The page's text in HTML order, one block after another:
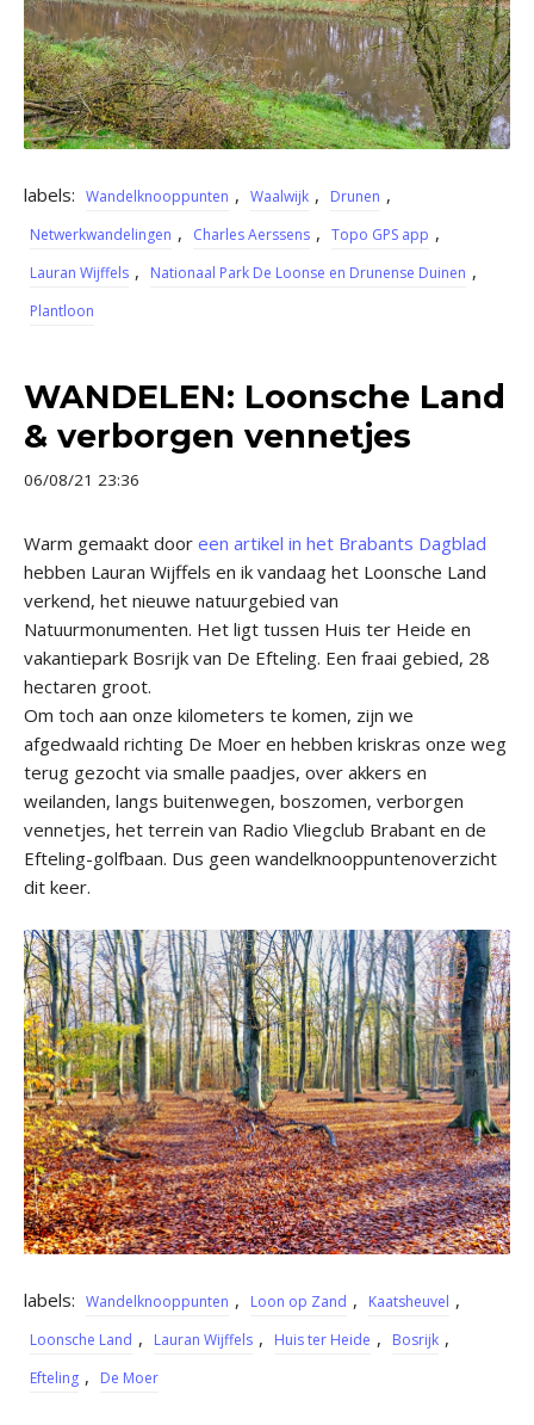
labels: Wandelknooppunten , Waalwijk , Drunen ,
Netwerkwandelingen , Charles Aerssens , Topo GPS app ,
Lauran Wijffels , Nationaal Park De Loonse en Drunense Duinen ,
Plantloon
WANDELEN: Loonsche Land
& verborgen vennetjes
06/08/21 23:36
Warm gemaakt door een artikel in het Brabants Dagblad
hebben Lauran Wijffels en ik vandaag het Loonsche Land
verkend, het nieuwe natuurgebied van
Natuurmonumenten. Het ligt tussen Huis ter Heide en
vakantiepark Bosrijk van De Efteling. Een fraai gebied, 28
hectaren groot.
Om toch aan onze kilometers te komen, zijn we
afgedwaald richting De Moer en hebben kriskras onze weg
terug gezocht via smalle paadjes, over akkers en
weilanden, langs buitenwegen, boszomen, verborgen
vennetjes, het terrein van Radio Vliegclub Brabant en de
Efteling-golfbaan. Dus geen wandelknooppuntenoverzicht
dit keer.
labels: Wandelknooppunten , Loon op Zand , Kaatsheuvel ,
Loonsche Land , Lauran Wijffels , Huis ter Heide , Bosrijk ,
Efteling , De Moer